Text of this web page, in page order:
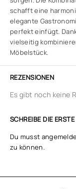
schafft eine
elegante
perfekt einfügt.
vielseitig
Möbelstück.
REZENSIONEN
Es gibt noch keine
SCHREIBE DIE
Du musst
zu können.